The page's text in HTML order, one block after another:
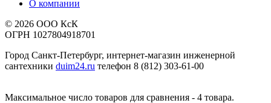
О компании
© 2026 ООО КсК
ОГРН 1027804918701
Город Санкт-Петербург, интернет-магазин инженерной
сантехники duim24.ru телефон 8 (812) 303-61-00
Максимальное число товаров для сравнения - 4 товара.